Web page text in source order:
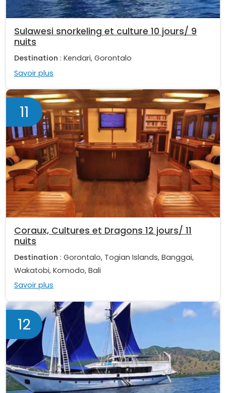
Sulawesi snorkeling et culture 10 jours/ 9
nuits
Destination : Kendari, Gorontalo
Savoir plus
11
Coraux, Cultures et Dragons 12 jours/ 11
nuits
Destination : Gorontalo, Togian Islands, Banggai,
Wakatobi, Komodo, Bali
Savoir plus
12